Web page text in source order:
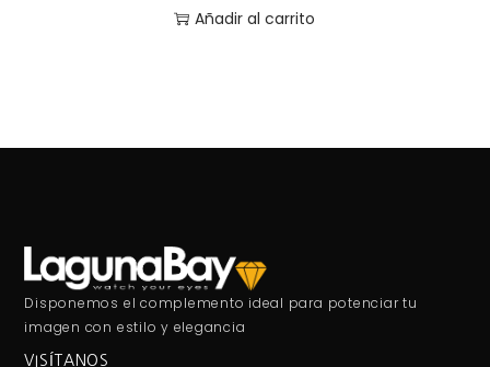
Añadir al carrito
Disponemos el complemento ideal para potenciar tu
imagen con estilo y elegancia
VISÍTANOS